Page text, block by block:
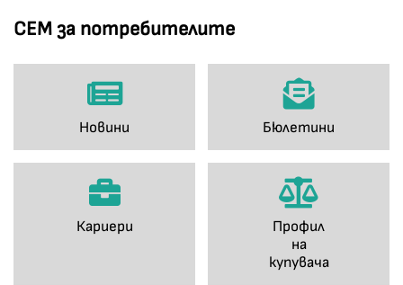
СЕМ за потребителите
Новини Бюлетини
Кариери
Профил
на
купувача